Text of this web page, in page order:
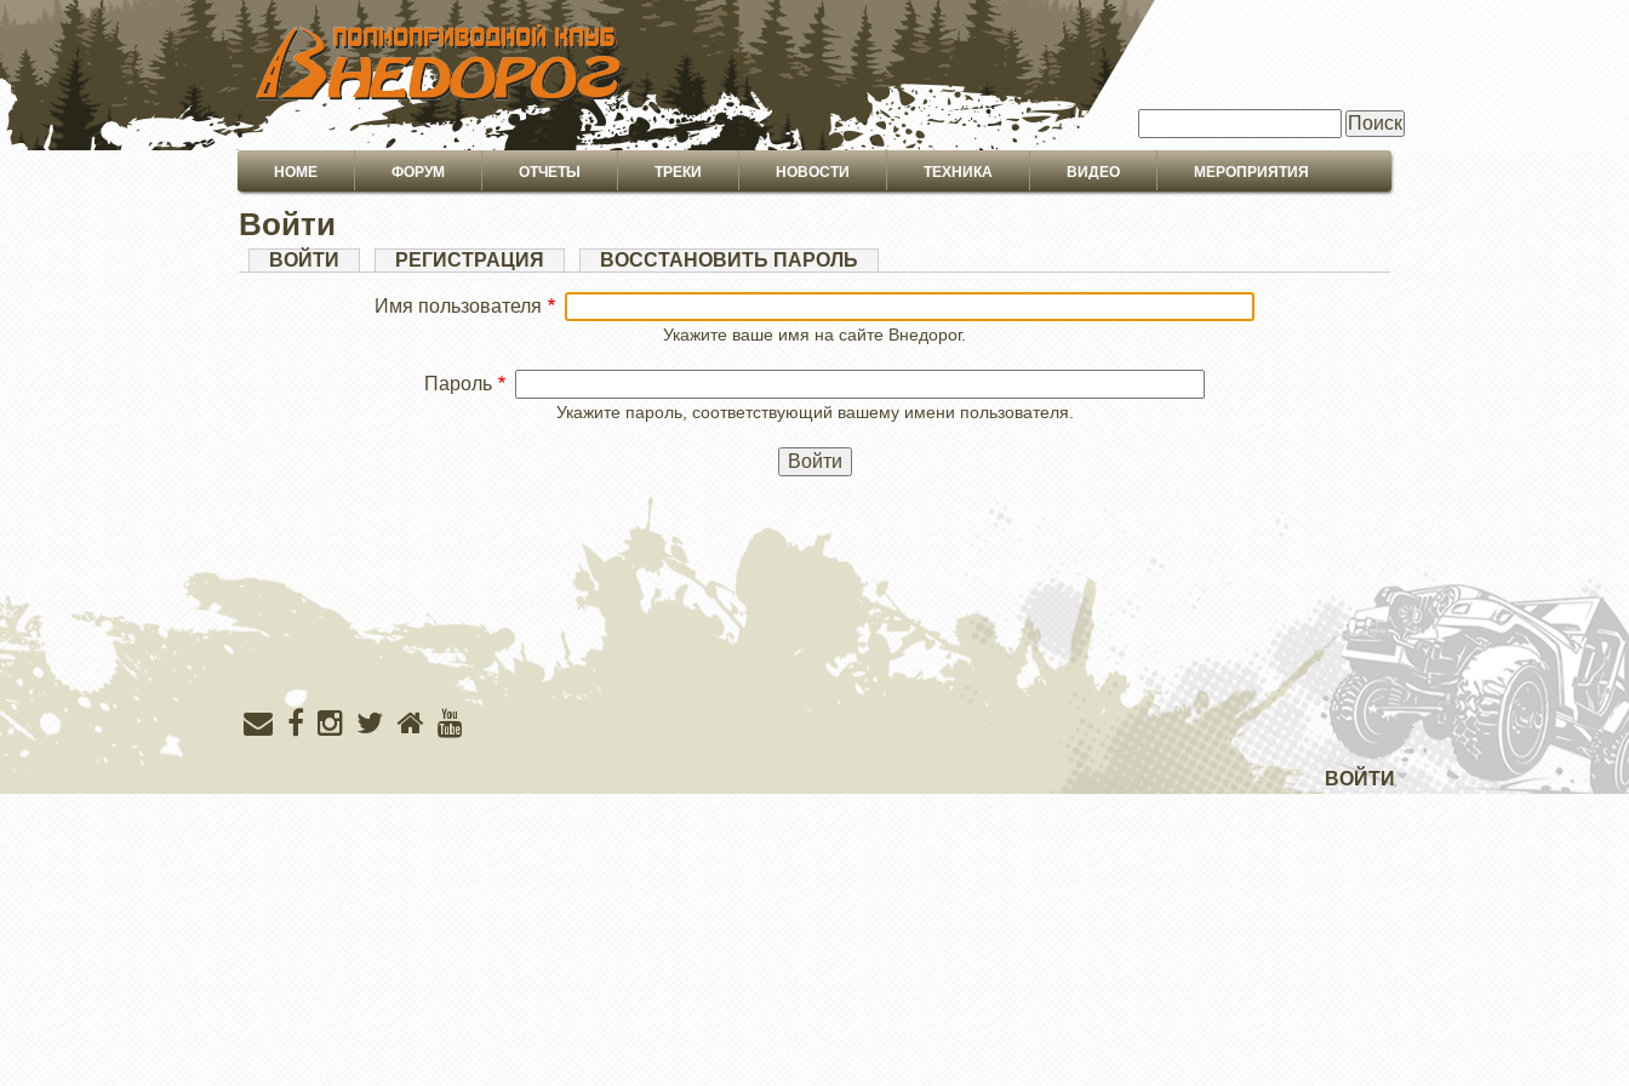
ПЕРЕЙТИ
ОСНОВНОМУ
СОДЕРЖАНИЮ
Основная
навигация
HOME ФОРУМ ОТЧЕТЫ ТРЕКИ НОВОСТИ ТЕХНИКА ВИДЕО МЕРОПРИЯТИЯ
Войти
Главные
ВОЙТИ
(АКТИВНАЯ
РЕГИСТРАЦИЯ ВОССТАНОВИТЬ ПАРОЛЬ
Имя пользователя
Укажите ваше имя на сайте Внедорог.
Пароль
Укажите пароль, соответствующий вашему имени пользователя.
Меню
ВОЙТИ